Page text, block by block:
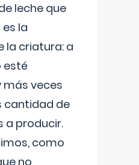
leche que
la
la criatura: a
esté
veces
cantidad de
a producir.
como
no